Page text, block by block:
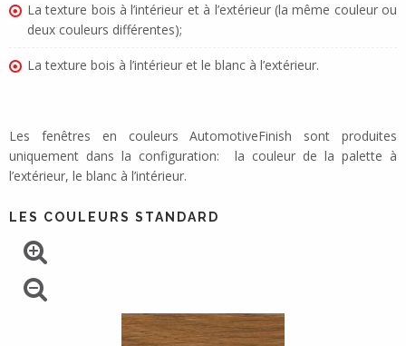
La texture bois à l’intérieur et à l’extérieur (la même couleur ou
deux couleurs différentes);
La texture bois à l’intérieur et le blanc à l’extérieur.
Les fenêtres en couleurs AutomotiveFinish sont produites
uniquement dans la configuration: la couleur de la palette à
l’extérieur, le blanc à l’intérieur.
LES COULEURS STANDARD